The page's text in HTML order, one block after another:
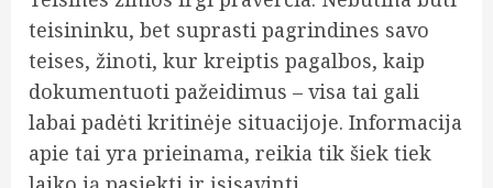
teisininku, bet suprasti pagrindines savo
teises, žinoti, kur kreiptis pagalbos, kaip
dokumentuoti pažeidimus – visa tai gali
labai padėti kritinėje situacijoje. Informacija
apie tai yra prieinama, reikia tik šiek tiek